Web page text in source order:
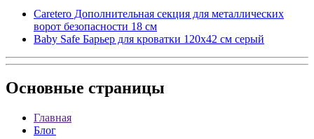
Caretero Дополнительная секция для металлических
ворот безопасности 18 см
Baby Safe Барьер для кроватки 120х42 см серый
Основные страницы
Главная
Блог